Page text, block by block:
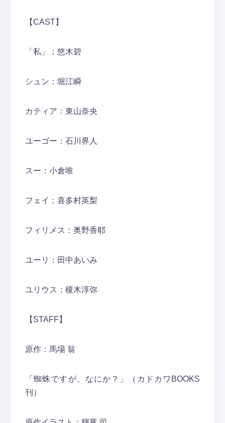
【CAST】
「私」：悠木碧
シュン：堀江瞬
カティア：東山奈央
ユーゴー：石川界人
スー：小倉唯
フェイ：喜多村英梨
フィリメス：奥野香耶
ユーリ：田中あいみ
ユリウス：榎木淳弥
【STAFF】
原作：馬場 翁
「蜘蛛ですが、なにか？」（カドカワBOOKS
刊）